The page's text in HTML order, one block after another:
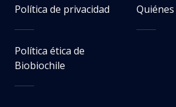
Política de privacidad
Política ética de
Biobiochile